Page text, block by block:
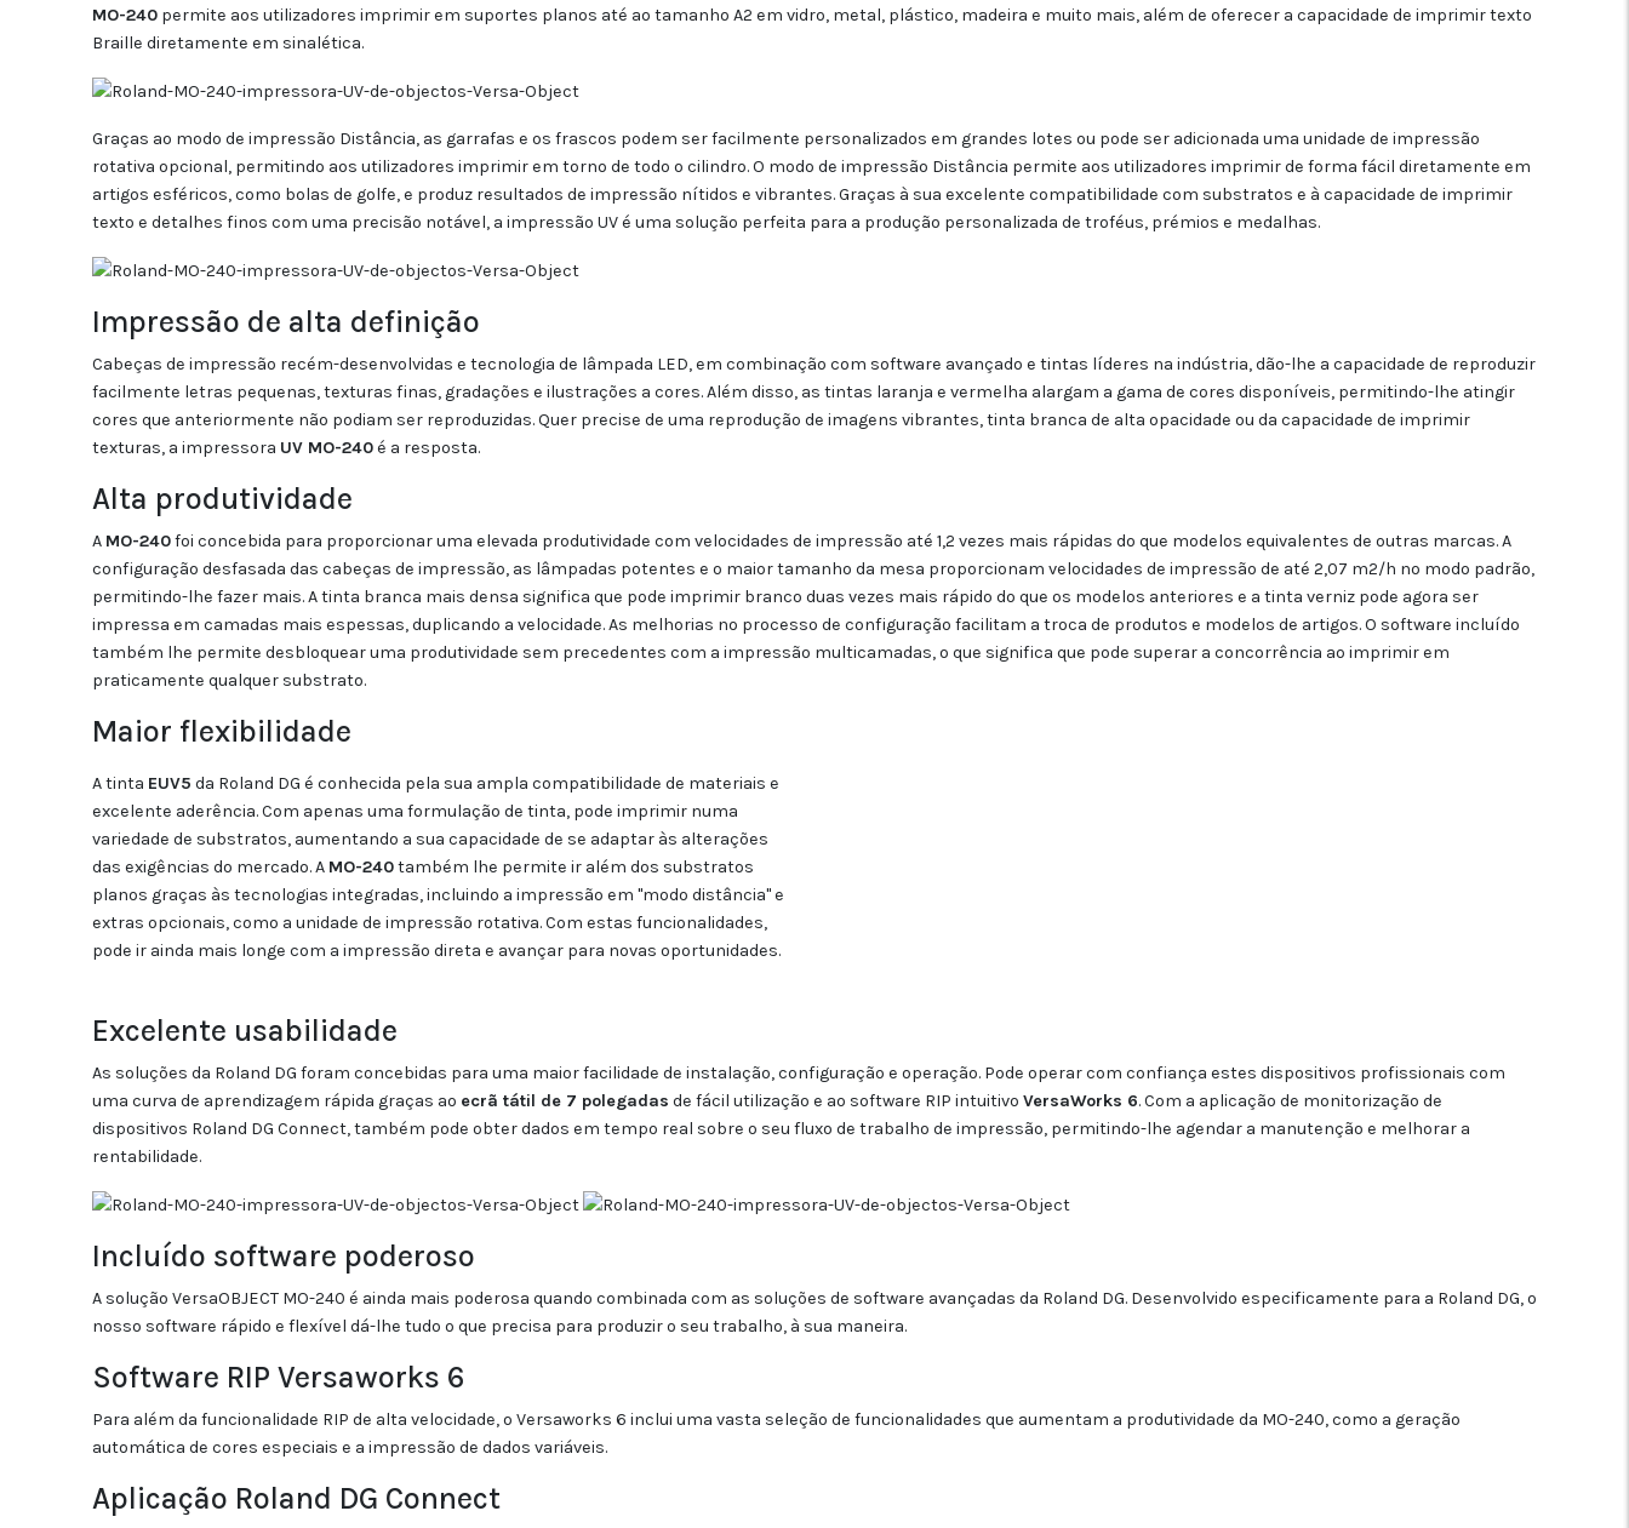
MO-240 permite aos utilizadores imprimir em suportes planos até ao tamanho A2 em vidro, metal, plástico, madeira e muito mais, além de oferecer a capacidade de imprimir texto
Braille diretamente em sinalética.
Graças ao modo de impressão Distância, as garrafas e os frascos podem ser facilmente personalizados em grandes lotes ou pode ser adicionada uma unidade de impressão
rotativa opcional, permitindo aos utilizadores imprimir em torno de todo o cilindro. O modo de impressão Distância permite aos utilizadores imprimir de forma fácil diretamente em
artigos esféricos, como bolas de golfe, e produz resultados de impressão nítidos e vibrantes. Graças à sua excelente compatibilidade com substratos e à capacidade de imprimir
texto e detalhes finos com uma precisão notável, a impressão UV é uma solução perfeita para a produção personalizada de troféus, prémios e medalhas.
Impressão de alta definição
Cabeças de impressão recém-desenvolvidas e tecnologia de lâmpada LED, em combinação com software avançado e tintas líderes na indústria, dão-lhe a capacidade de reproduzir
facilmente letras pequenas, texturas finas, gradações e ilustrações a cores. Além disso, as tintas laranja e vermelha alargam a gama de cores disponíveis, permitindo-lhe atingir
cores que anteriormente não podiam ser reproduzidas. Quer precise de uma reprodução de imagens vibrantes, tinta branca de alta opacidade ou da capacidade de imprimir
texturas, a impressora UV MO-240é a resposta.
Alta produtividade
A MO-240foi concebida para proporcionar uma elevada produtividade com velocidades de impressão até 1,2 vezes mais rápidas do que modelos equivalentes de outras marcas. A
configuração desfasada das cabeças de impressão, as lâmpadas potentes e o maior tamanho da mesa proporcionam velocidades de impressão de até 2,07 m2/h no modo padrão,
permitindo-lhe fazer mais. A tinta branca mais densa significa que pode imprimir branco duas vezes mais rápido do que os modelos anteriores e a tinta verniz pode agora ser
impressa em camadas mais espessas, duplicando a velocidade. As melhorias no processo de configuração facilitam a troca de produtos e modelos de artigos. O software incluído
também lhe permite desbloquear uma produtividade sem precedentes com a impressão multicamadas, o que significa que pode superar a concorrência ao imprimir em
praticamente qualquer substrato.
Maior flexibilidade
A tinta EUV5 da Roland DG é conhecida pela sua ampla compatibilidade de materiais e
excelente aderência. Com apenas uma formulação de tinta, pode imprimir numa
variedade de substratos, aumentando a sua capacidade de se adaptar às alterações
das exigências do mercado. A MO-240também lhe permite ir além dos substratos
planos graças às tecnologias integradas, incluindo a impressão em "modo distância" e
extras opcionais, como a unidade de impressão rotativa. Com estas funcionalidades,
pode ir ainda mais longe com a impressão direta e avançar para novas oportunidades.
Excelente usabilidade
As soluções da Roland DG foram concebidas para uma maior facilidade de instalação, configuração e operação. Pode operar com confiança estes dispositivos profissionais com
uma curva de aprendizagem rápida graças ao ecrã tátil de 7 polegadas de fácil utilização e ao software RIP intuitivo VersaWorks 6. Com a aplicação de monitorização de
dispositivos Roland DG Connect, também pode obter dados em tempo real sobre o seu fluxo de trabalho de impressão, permitindo-lhe agendar a manutenção e melhorar a
rentabilidade.
Incluído software poderoso
A solução VersaOBJECT MO-240 é ainda mais poderosa quando combinada com as soluções de software avançadas da Roland DG. Desenvolvido especificamente para a Roland DG, o
nosso software rápido e flexível dá-lhe tudo o que precisa para produzir o seu trabalho, à sua maneira.
Software RIP Versaworks 6
Para além da funcionalidade RIP de alta velocidade, o Versaworks 6 inclui uma vasta seleção de funcionalidades que aumentam a produtividade da MO-240, como a geração
automática de cores especiais e a impressão de dados variáveis.
Aplicação Roland DG Connect